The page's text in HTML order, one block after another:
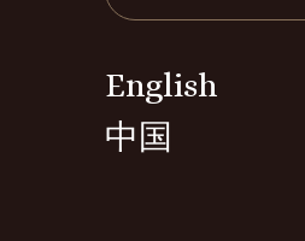
English
中国